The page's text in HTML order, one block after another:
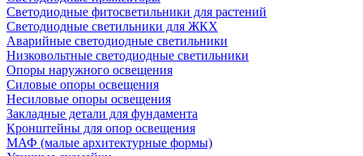
Светодиодные фитосветильники для растений
Светодиодные светильники для ЖКХ
Аварийные светодиодные светильники
Низковольтные светодиодные светильники
Опоры наружного освещения
Силовые опоры освещения
Несиловые опоры освещения
Закладные детали для фундамента
Кронштейны для опор освещения
МАФ (малые архитектурные формы)